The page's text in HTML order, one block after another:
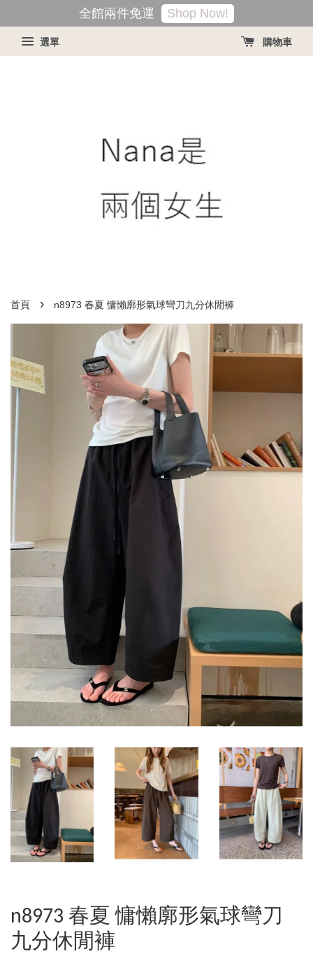
全館兩件免運 Shop Now!
選單 購物車
首頁 › n8973 春夏 慵懶廓形氣球彎刀九分休閒褲
n8973 春夏 慵懶廓形氣球彎刀
九分休閒褲